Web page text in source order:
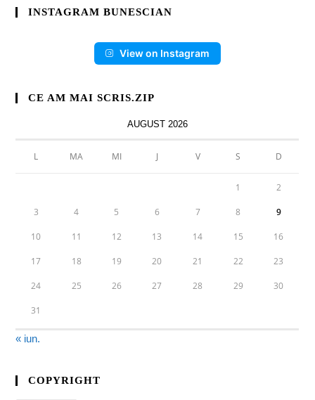
INSTAGRAM BUNESCIAN
View on Instagram
CE AM MAI SCRIS.ZIP
AUGUST 2026
L MA MI J V S D
1 2
3 4 5 6 7 8 9
10 11 12 13 14 15 16
17 18 19 20 21 22 23
24 25 26 27 28 29 30
31
« iun.
COPYRIGHT